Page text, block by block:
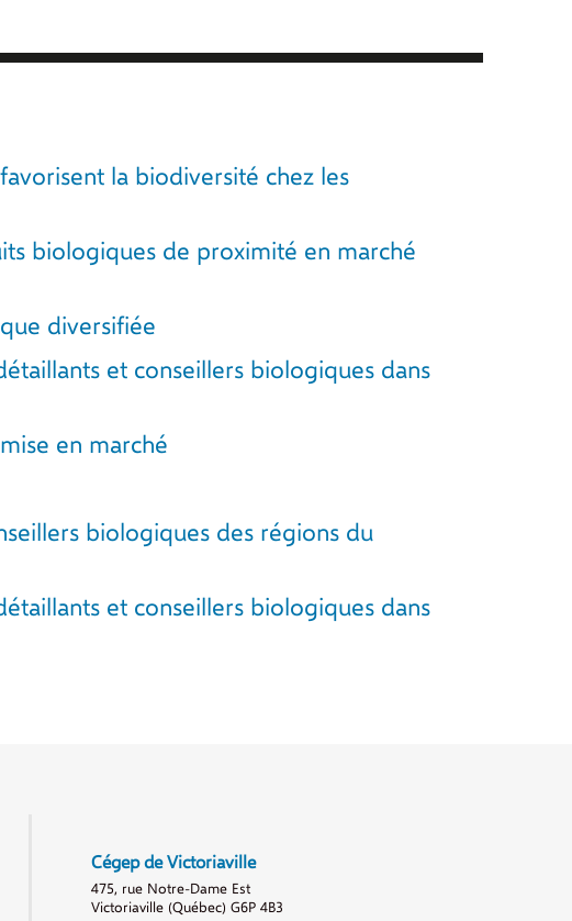
la biodiversité chez les
biologiques de proximité en marché
diversifiée
et conseillers biologiques dans
en marché
biologiques des régions du
et conseillers biologiques dans
Cégep de Victoriaville
475, rue Notre-Dame Est
Victoriaville (Québec) G6P 4B3